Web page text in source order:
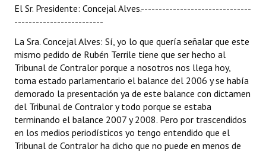
El Sr. Presidente: Concejal Alves.-------------------------------
-------------------------
La Sra. Concejal Alves: Sí, yo lo que quería señalar que este
mismo pedido de Rubén Terrile tiene que ser hecho al
Tribunal de Contralor porque a nosotros nos llega hoy,
toma estado parlamentario el balance del 2006 y se había
demorado la presentación ya de este balance con dictamen
del Tribunal de Contralor y todo porque se estaba
terminando el balance 2007 y 2008. Pero por trascendidos
en los medios periodísticos yo tengo entendido que el
Tribunal de Contralor ha dicho que no puede en menos de